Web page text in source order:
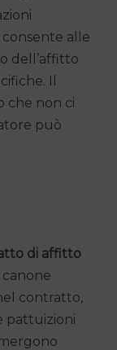
alle
dell’affitto
Il
che non ci
può
di affitto
contratto,
pattuizioni